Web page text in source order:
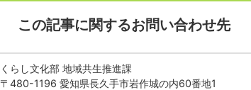
この記事に関するお問い合わせ先
くらし文化部 地域共生推進課
〒480-1196 愛知県長久手市岩作城の内60番地1